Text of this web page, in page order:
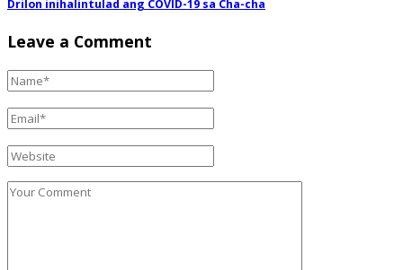
Drilon inihalintulad ang COVID-19 sa Cha-cha
Leave a Comment